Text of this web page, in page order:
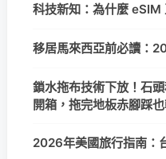
科技新知：為什麼
移居馬來西亞前必讀：
鎖水拖布技術下放！石
開箱，拖完地板赤腳踩
2026年美國旅行指南：